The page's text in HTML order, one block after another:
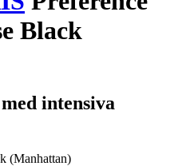
Black
intensiva
(Manhattan)